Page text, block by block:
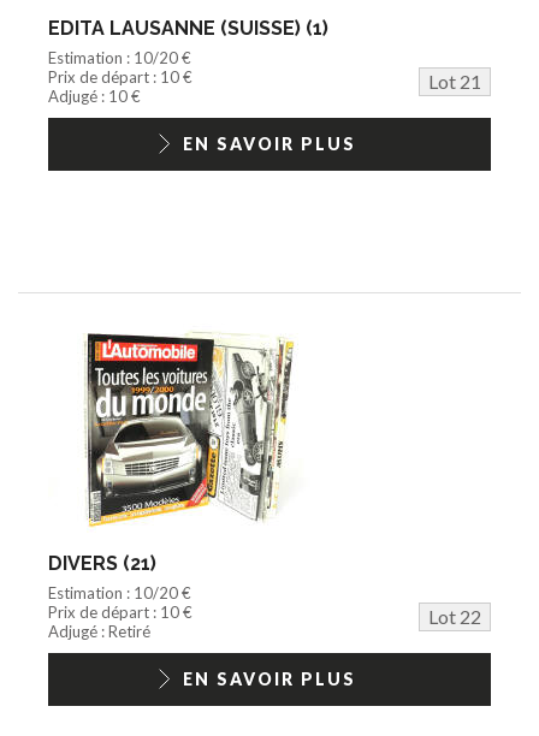
EDITA LAUSANNE (SUISSE) (1)
Estimation : 10/20 €
Prix de départ : 10 €
Lot 21
Adjugé : 10 €
EN SAVOIR PLUS
DIVERS (21)
Estimation : 10/20 €
Prix de départ : 10 €
Lot 22
Adjugé : Retiré
EN SAVOIR PLUS